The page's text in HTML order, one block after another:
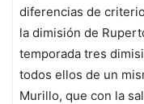
diferencias de
la dimisión de
temporada tres
todos ellos de un
Murillo, que con la